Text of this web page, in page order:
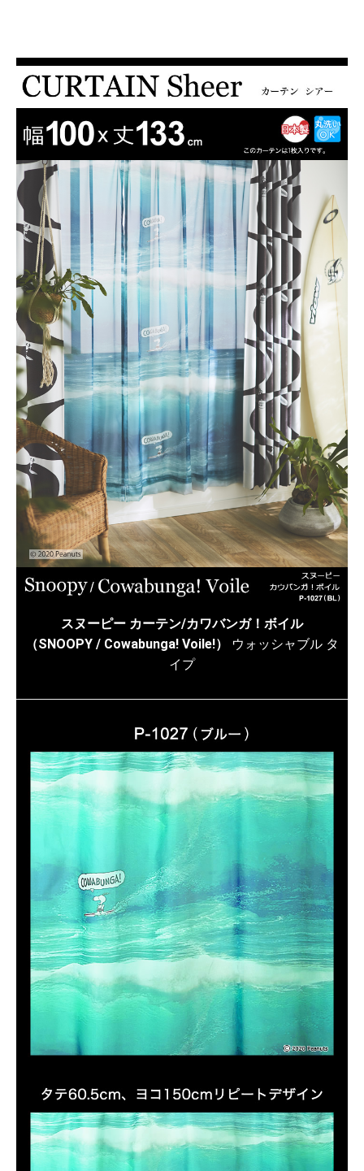
スヌーピー カーテン/カワバンガ！ボイル
（SNOOPY / Cowabunga! Voile!）
ウォッシャブル タ
イプ